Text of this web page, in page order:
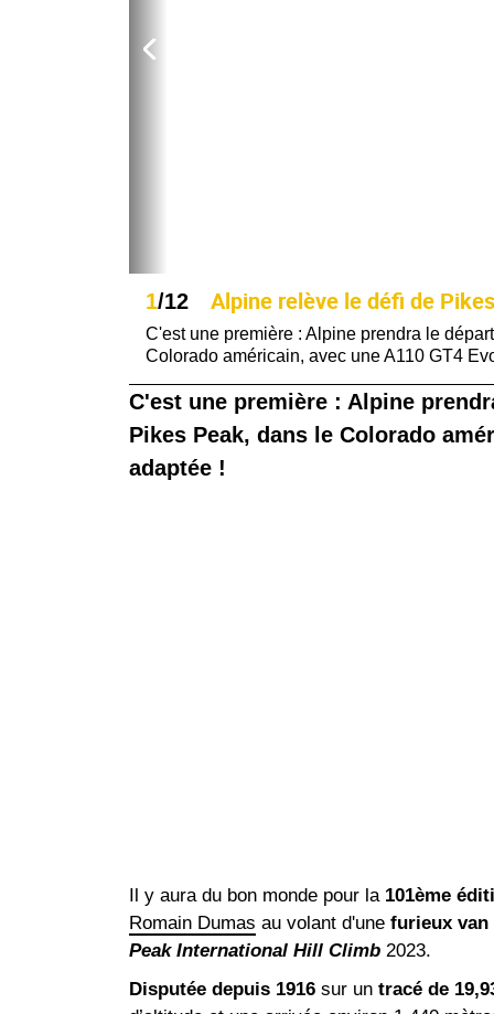
1/12 Alpine relève le défi de
C'est une première : Alpine prendra le
Colorado américain, avec une A110 GT4
C'est une première : Alpine
Pikes Peak, dans le Colorado
adaptée !
Il y aura du bon monde pour la 101ème
Romain Dumas au volant d'une furieux van
Peak International Hill Climb 2023.
Disputée depuis 1916 sur un tracé de